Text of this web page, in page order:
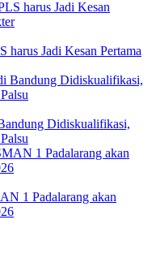
harus Jadi Kesan Pertama
Didiskualifikasi,
1 Padalarang akan